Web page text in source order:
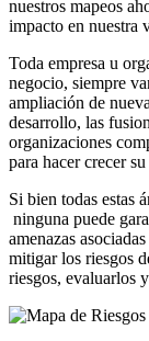
nuestros mapeos
impacto en nuestra
Toda empresa u
negocio, siempre
ampliación de
desarrollo, las
organizaciones
para hacer crecer
Si bien todas estas
ninguna puede
amenazas
mitigar los riesgos
riesgos, evaluarlos